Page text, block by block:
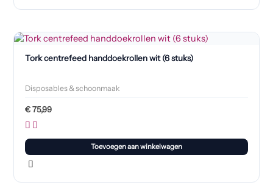
Tork centrefeed handdoekrollen wit (6 stuks)
Disposables & schoonmaak
€75,99
Toevoegen aan winkelwagen